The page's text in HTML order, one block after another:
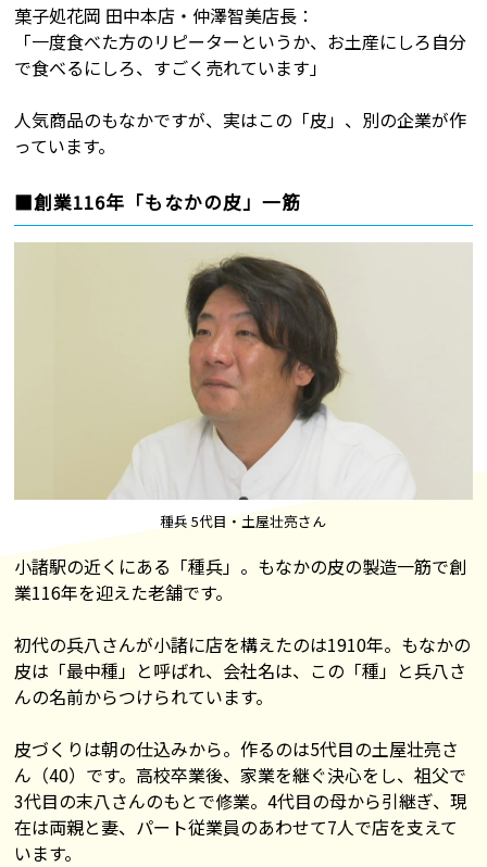
菓子処花岡 田中本店・仲澤智美店長：
「一度食べた方のリピーターというか、お土産にしろ自分
で食べるにしろ、すごく売れています」
人気商品のもなかですが、実はこの「皮」、別の企業が作
っています。
■創業116年「もなかの皮」一筋
種兵 5代目・土屋壮亮さん
小諸駅の近くにある「種兵」。もなかの皮の製造一筋で創
業116年を迎えた老舗です。
初代の兵八さんが小諸に店を構えたのは1910年。もなかの
皮は「最中種」と呼ばれ、会社名は、この「種」と兵八さ
んの名前からつけられています。
皮づくりは朝の仕込みから。作るのは5代目の土屋壮亮さ
ん（40）です。高校卒業後、家業を継ぐ決心をし、祖父で
3代目の末八さんのもとで修業。4代目の母から引継ぎ、現
在は両親と妻、パート従業員のあわせて7人で店を支えて
います。